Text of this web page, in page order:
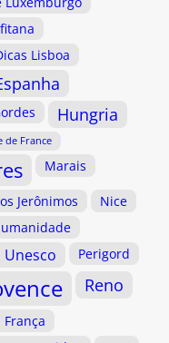
Lisboa
Hungria
de France
Marais
Jerônimos Nice
Perigord
Reno